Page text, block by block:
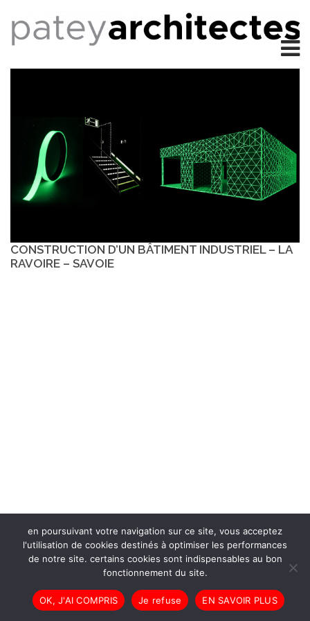
CONSTRUCTION D’UN BÂTIMENT INDUSTRIEL – LA
RAVOIRE – SAVOIE
en poursuivant votre navigation sur ce site, vous acceptez
l'utilisation de cookies destinés à optimiser les performances
de notre site. certains cookies sont indispensables au bon
fonctionnement du site.
OK, J'AI COMPRIS Je refuse EN SAVOIR PLUS